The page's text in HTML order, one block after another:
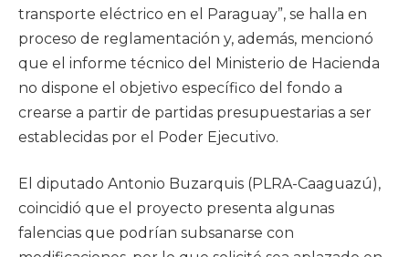
transporte eléctrico en el Paraguay”, se halla en
proceso de reglamentación y, además, mencionó
que el informe técnico del Ministerio de Hacienda
no dispone el objetivo específico del fondo a
crearse a partir de partidas presupuestarias a ser
establecidas por el Poder Ejecutivo.
El diputado Antonio Buzarquis (PLRA-Caaguazú),
coincidió que el proyecto presenta algunas
falencias que podrían subsanarse con